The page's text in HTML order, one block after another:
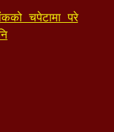
चपेटामा परे